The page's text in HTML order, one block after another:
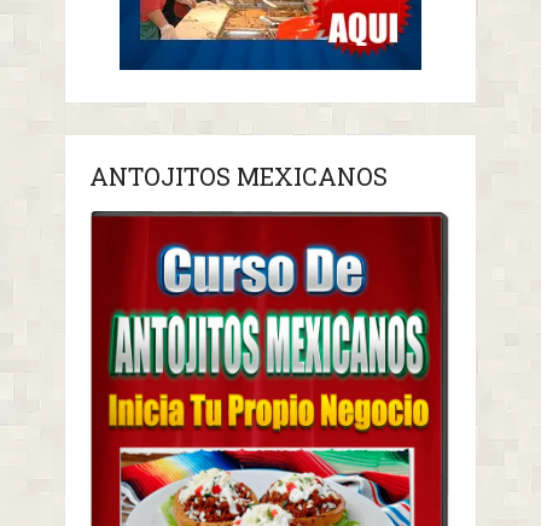
ANTOJITOS MEXICANOS